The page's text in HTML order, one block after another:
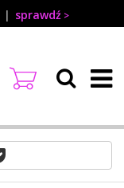
sprawdź